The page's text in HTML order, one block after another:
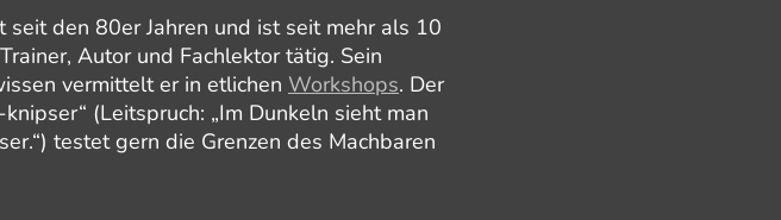
den 80er Jahren und ist seit mehr als 10
Autor und Fachlektor tätig. Sein
vermittelt er in etlichen Workshops. Der
(Leitspruch: „Im Dunkeln sieht man
testet gern die Grenzen des Machbaren